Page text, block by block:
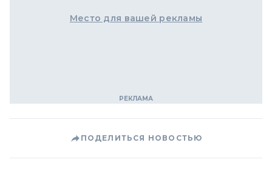
Место для вашей рекламы
ПОДЕЛИТЬСЯ НОВОСТЬЮ